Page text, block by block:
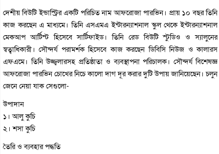
দেশীয় বিউটি ইন্ডাস্ট্রির একটি পরিচিত নাম আফরোজা পারভিন। প্রায় ১০ বছর তিনি
কাজ করছেন এ মাধ্যমে। তিনি এসএমএ ইন্টারন্যাশনাল স্কুল থেকে ইন্টারন্যাশনাল
মেকআপ আর্টিস্ট হিসেবে সার্টিফাইড। তিনি রেড বিউটি স্টুডিও ও স্যালুনের
স্বত্বাধিকারী। সৌন্দর্য পরামর্শক হিসেবে কাজ করছেন ডিবিসি নিউজ ও কালারস
এফএমে। তিনি উজ্জ্বলারসহ প্রতিষ্ঠাতা ও ব্যবস্থাপনা পরিচালক। সৌন্দর্য বিশেষজ্ঞ
আফরোজা পারভিন চোখের নিচে কালো দাগ দূর করার দুটি উপায় জানিয়েছেন। চলুন
জেনে নেয়া যাক সেগুলো-
উপাদান
১। আলু কুচি
২। শসা কুচি
তৈরি ও ব্যবহার পদ্ধতি